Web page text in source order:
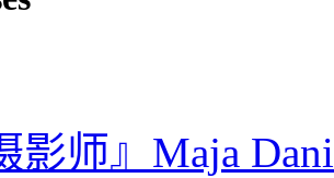
影师』Maja